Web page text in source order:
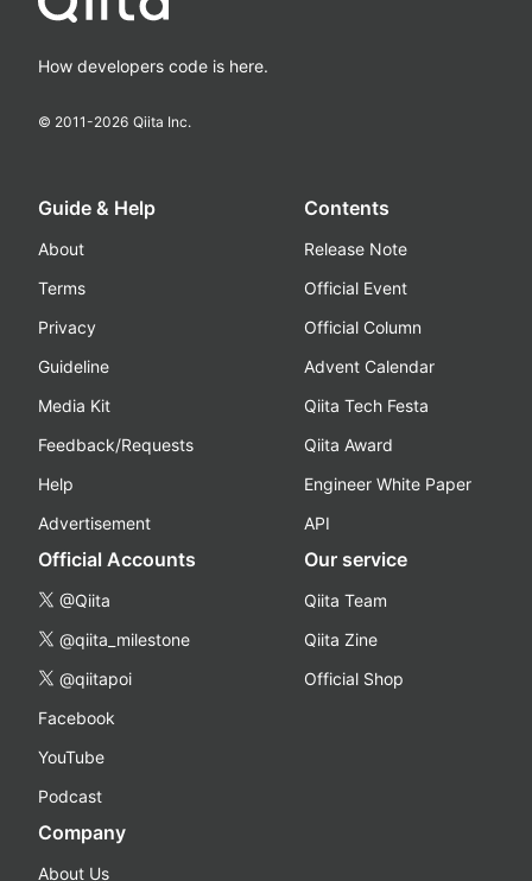
How developers code is here.
© 2011-2026 Qiita Inc.
Guide & Help
About
Terms
Privacy
Guideline
Media Kit
Feedback/Requests
Help
Advertisement
Contents
Release Note
Official Event
Official Column
Advent Calendar
Qiita Tech Festa
Qiita Award
Engineer White Paper
API
Official Accounts
@Qiita
@qiita_milestone
@qiitapoi
Facebook
YouTube
Podcast
Our service
Qiita Team
Qiita Zine
Official Shop
Company
About Us